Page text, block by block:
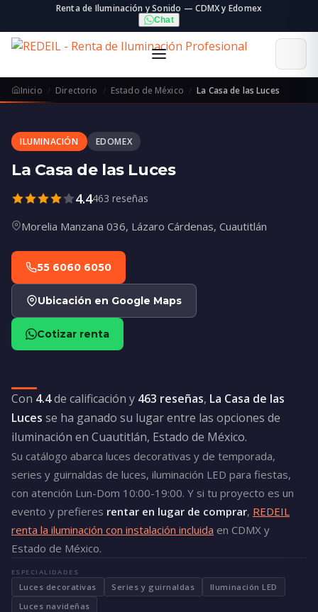
Renta de Iluminación y Sonido — CDMX y Edomex
Chat
Inicio Directorio Estado de México La Casa de las Luces
ILUMINACIÓN EDOMEX
La Casa de las Luces
4.4463 reseñas
Morelia Manzana 036, Lázaro Cárdenas, Cuautitlán
55 6060 6050
Ubicación en Google Maps
Cotizar renta
Con 4.4de calificación y 463 reseñas, La Casa de las
Luces se ha ganado su lugar entre las opciones de
iluminación en Cuautitlán, Estado de México.
Su catálogo abarca luces decorativas y de temporada,
series y guirnaldas de luces, iluminación LED para fiestas,
con atención Lun-Dom 10:00-19:00. Y si tu proyecto es un
evento y prefieres rentar en lugar de comprar, REDEIL
renta la iluminación con instalación incluida en CDMX y
Estado de México.
ESPECIALIDADES
Luces decorativas Series y guirnaldas
Iluminación LED
Luces navideñas